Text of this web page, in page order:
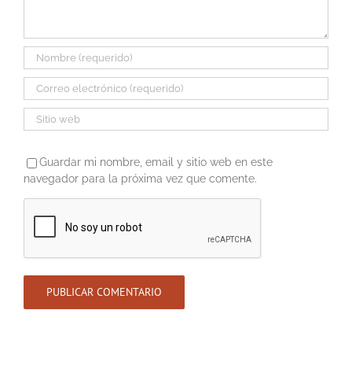
Guardar mi nombre, email y sitio web en este
navegador para la próxima vez que comente.